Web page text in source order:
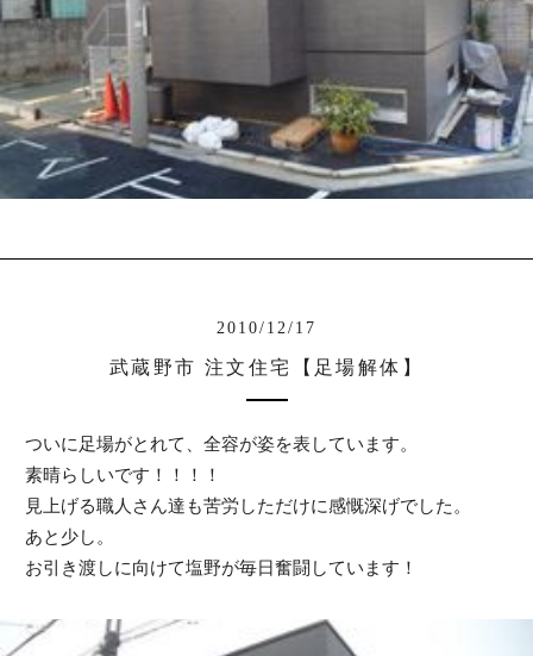
2010/12/17
武蔵野市 注文住宅【足場解体】
ついに足場がとれて、全容が姿を表しています。
素晴らしいです！！！！
見上げる職人さん達も苦労しただけに感慨深げでした。
あと少し。
お引き渡しに向けて塩野が毎日奮闘しています！